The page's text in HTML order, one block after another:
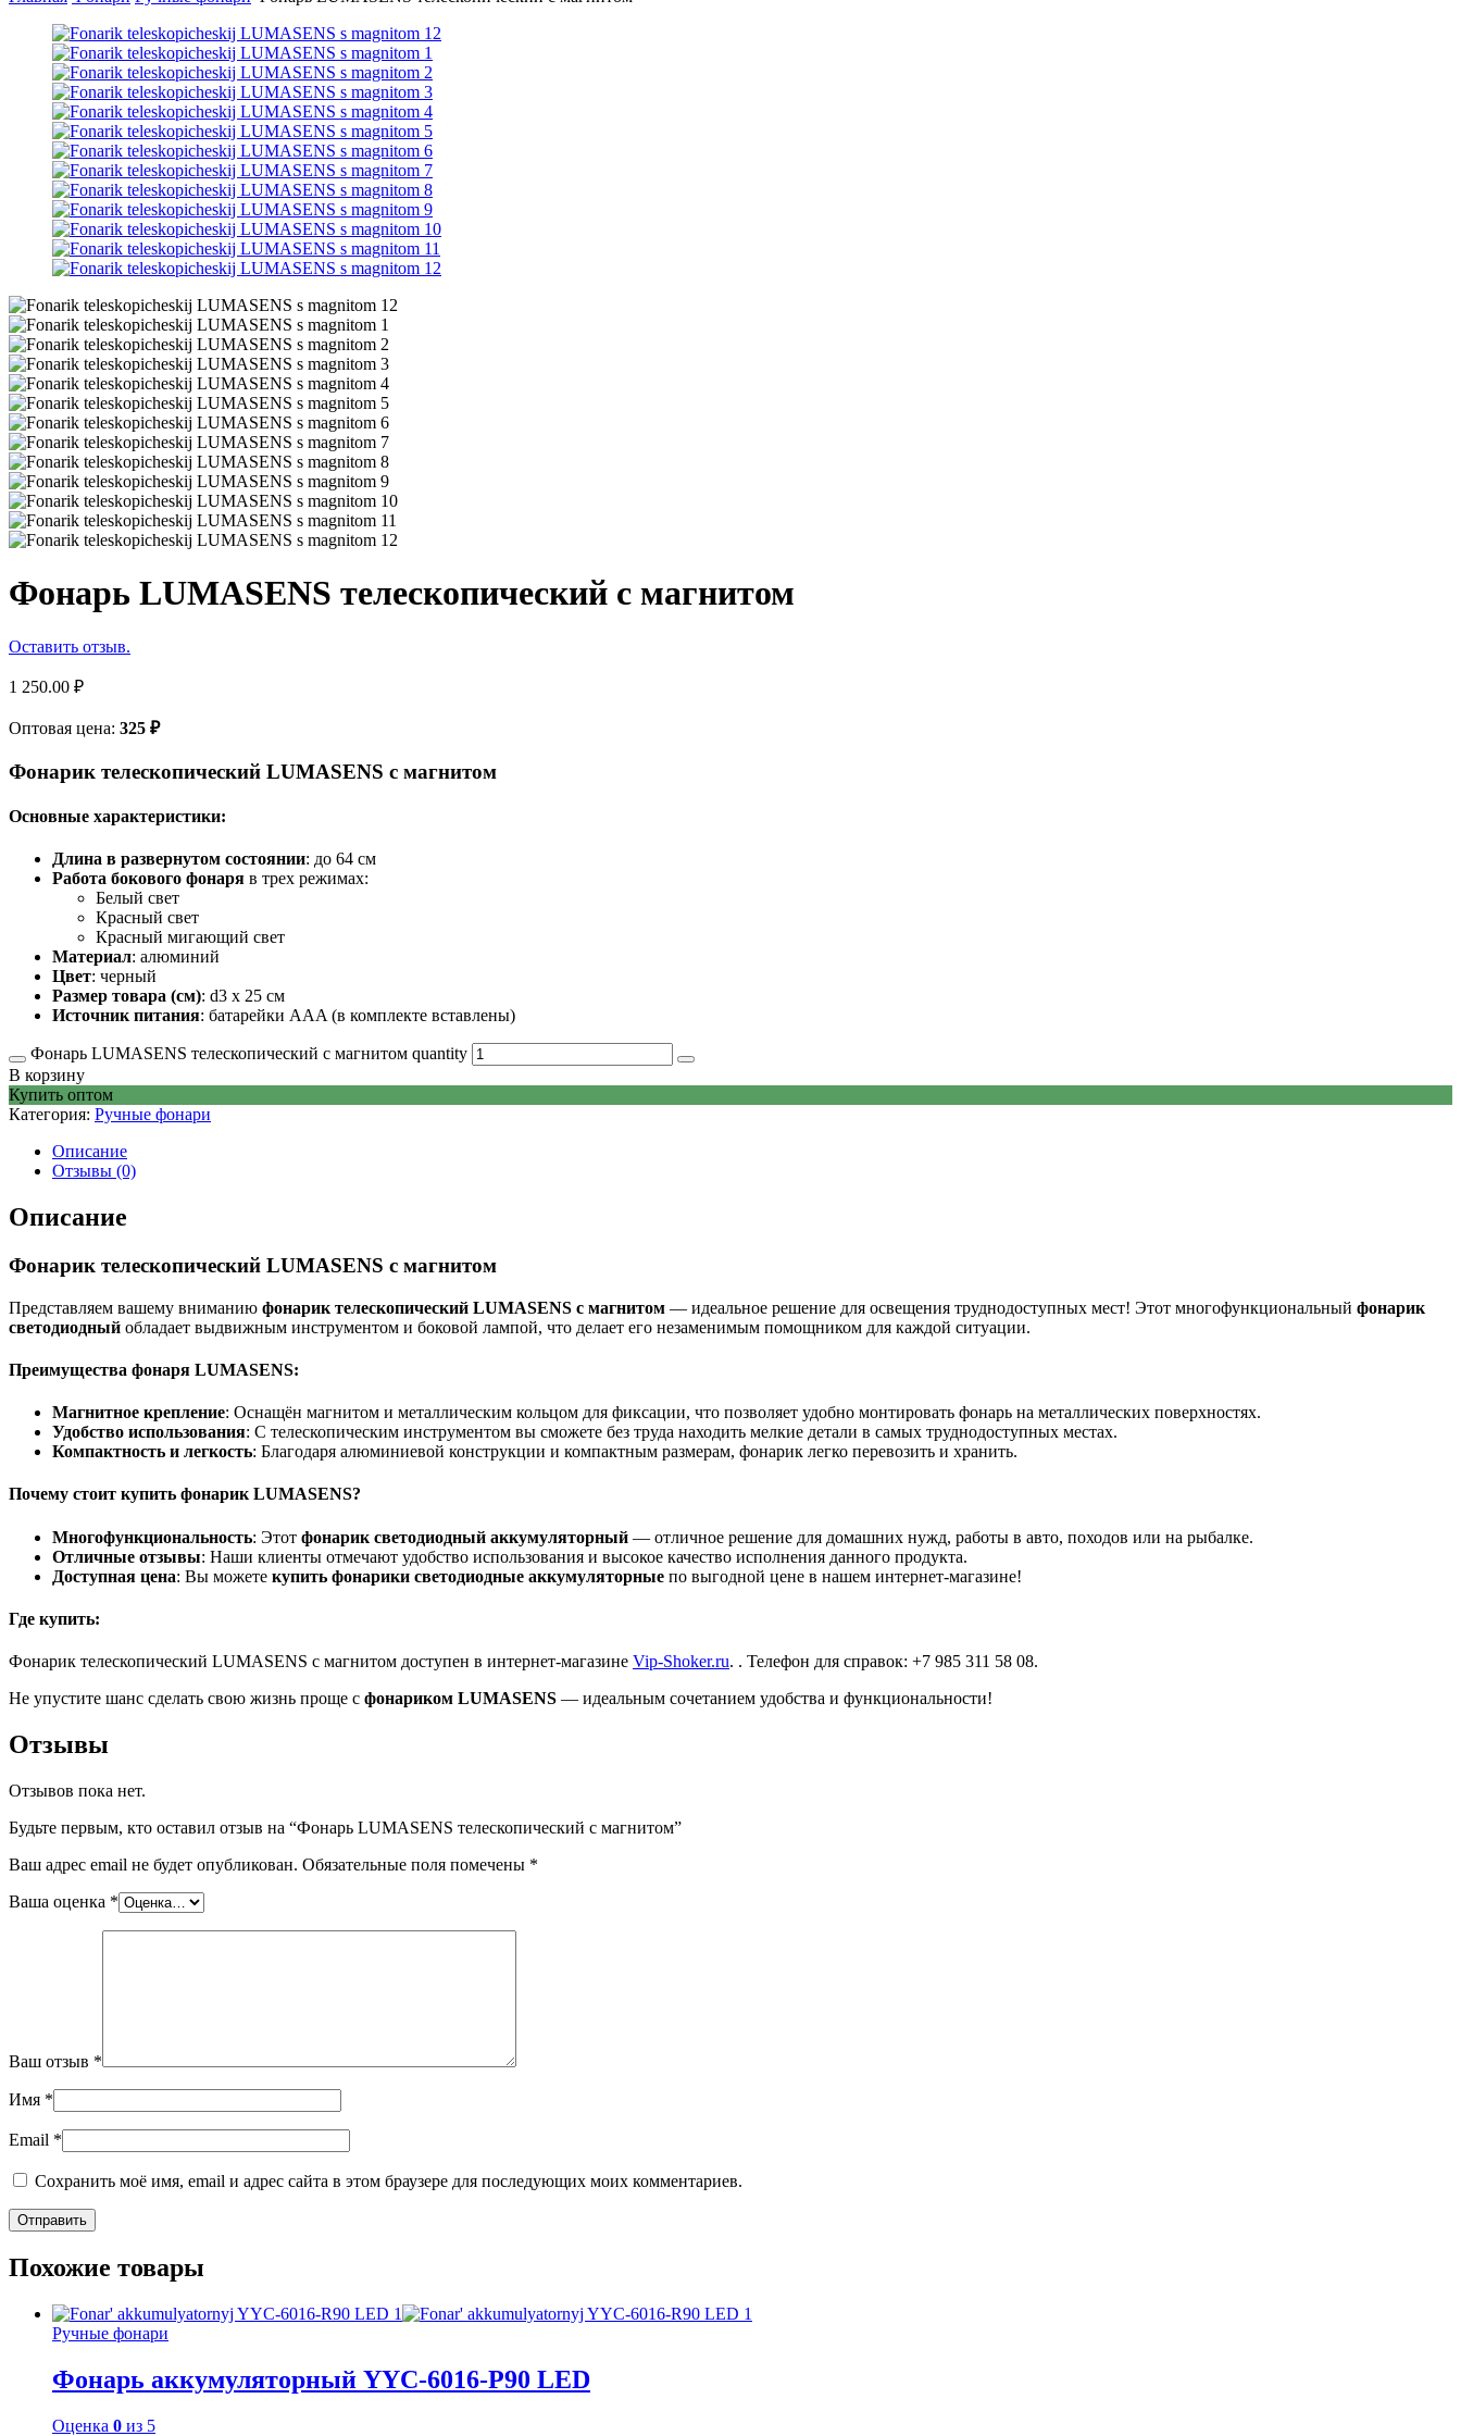
Фонарь LUMASENS телескопический с магнитом
Оставить отзыв.
1 250.00 ₽
Оптовая цена: 325 ₽
Фонарик телескопический LUMASENS с магнитом
Основные характеристики:
Длина в развернутом состоянии: до 64 см
Работа бокового фонаря в трех режимах:
Белый свет
Красный свет
Красный мигающий свет
Материал: алюминий
Цвет: черный
Размер товара (см): d3 х 25 см
Источник питания: батарейки AAA (в комплекте вставлены)
Фонарь LUMASENS телескопический с магнитом quantity
В корзину
Купить оптом
Категория: Ручные фонари
Описание
Отзывы (0)
Описание
Фонарик телескопический LUMASENS с магнитом
Представляем вашему вниманию фонарик телескопический LUMASENS с магнитом — идеальное решение для освещения труднодоступных мест! Этот многофункциональный фонарик
светодиодный обладает выдвижным инструментом и боковой лампой, что делает его незаменимым помощником для каждой ситуации.
Преимущества фонаря LUMASENS:
Магнитное крепление: Оснащён магнитом и металлическим кольцом для фиксации, что позволяет удобно монтировать фонарь на металлических поверхностях.
Удобство использования: С телескопическим инструментом вы сможете без труда находить мелкие детали в самых труднодоступных местах.
Компактность и легкость: Благодаря алюминиевой конструкции и компактным размерам, фонарик легко перевозить и хранить.
Почему стоит купить фонарикLUMASENS?
Многофункциональность: Этот фонарик светодиодный аккумуляторный — отличное решение для домашних нужд, работы в авто, походов или на рыбалке.
Отличные отзывы: Наши клиенты отмечают удобство использования и высокое качество исполнения данного продукта.
Доступная цена: Вы можете купить фонарики светодиодные аккумуляторные по выгодной цене в нашем интернет-магазине!
Где купить:
Фонарик телескопический LUMASENS с магнитом доступен в интернет-магазине Vip-Shoker.ru. . Телефон для справок: +7 985 311 58 08.
Не упустите шанс сделать свою жизнь проще с фонариком LUMASENS — идеальным сочетанием удобства и функциональности!
Отзывы
Отзывов пока нет.
Будьте первым, кто оставил отзыв на “Фонарь LUMASENS телескопический с магнитом”
Ваш адрес email не будет опубликован. Обязательные поля помечены *
Ваша оценка *
Ваш отзыв *
Имя *
Email *
Сохранить моё имя, email и адрес сайта в этом браузере для последующих моих комментариев.
Похожие товары
Ручные фонари
Фонарь аккумуляторный YYC-6016-Р90 LED
Оценка 0 из 5